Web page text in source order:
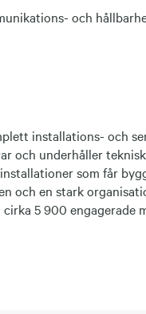
och
installations- och
och underhåller
som får
och en stark
5 900 engagerade